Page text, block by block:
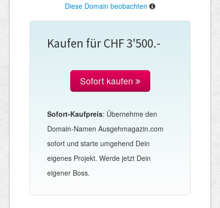
Diese Domain beobachten
Kaufen für CHF 3'500.-
Sofort kaufen
Sofort-Kaufpreis: Übernehme den
Domain-Namen Ausgehmagazin.com
sofort und starte umgehend Dein
eigenes Projekt. Werde jetzt Dein
eigener Boss.